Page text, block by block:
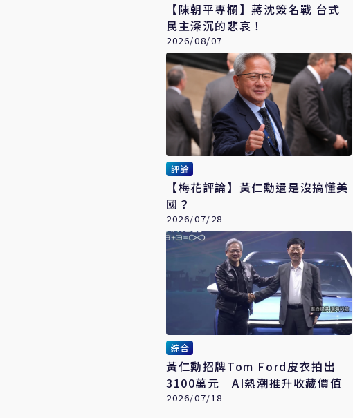
【陳朝平專欄】蔣沈簽名戰 台式
民主深沉的悲哀！
2026/08/07
評論
【梅花評論】黃仁勳還是沒搞懂美
國？
2026/07/28
綜合
黃仁勳招牌Tom Ford皮衣拍出
3100萬元 AI熱潮推升收藏價值
2026/07/18